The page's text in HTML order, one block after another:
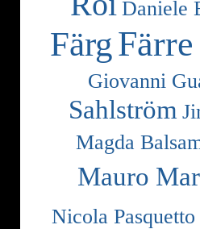
Daniele
Färg
Giovanni
Sahlström
Magda
Mauro
Nicola Pasquetto